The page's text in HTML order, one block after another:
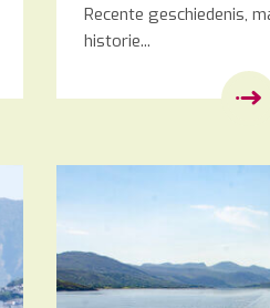
Recente geschiedenis,
historie...